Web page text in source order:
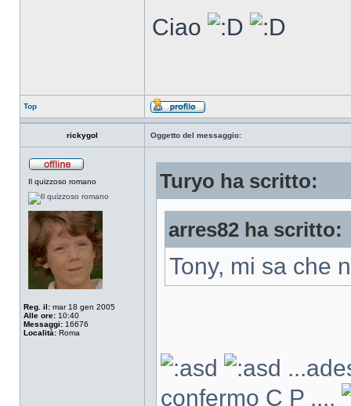
Ciao
Top
rickygol Oggetto del messaggio:
Il quizzoso romano
Reg. il: mar 18 gen 2005
Alle ore: 10:40
Messaggi: 16676
Località: Roma
Turyo ha scritto:
arres82 ha scritto:
Tony, mi sa che
confermo C P ....